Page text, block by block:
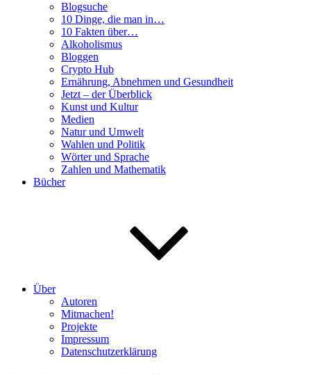
Blogsuche
10 Dinge, die man in…
10 Fakten über…
Alkoholismus
Bloggen
Crypto Hub
Ernährung, Abnehmen und Gesundheit
Jetzt – der Überblick
Kunst und Kultur
Medien
Natur und Umwelt
Wahlen und Politik
Wörter und Sprache
Zahlen und Mathematik
Bücher
Über
Autoren
Mitmachen!
Projekte
Impressum
Datenschutzerklärung